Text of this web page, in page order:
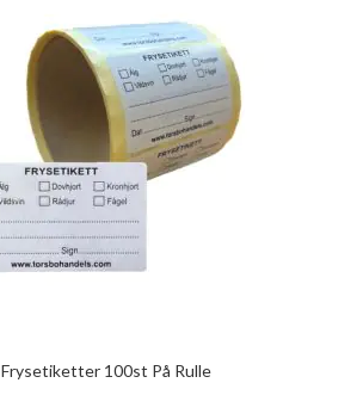
Frysetiketter 100st På Rulle